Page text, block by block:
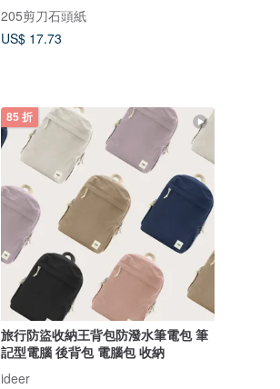
205剪刀石頭紙
US$ 17.73
85 折
旅行防盜收納王背包防潑水筆電包 筆
記型電腦 後背包 電腦包 收納
ideer